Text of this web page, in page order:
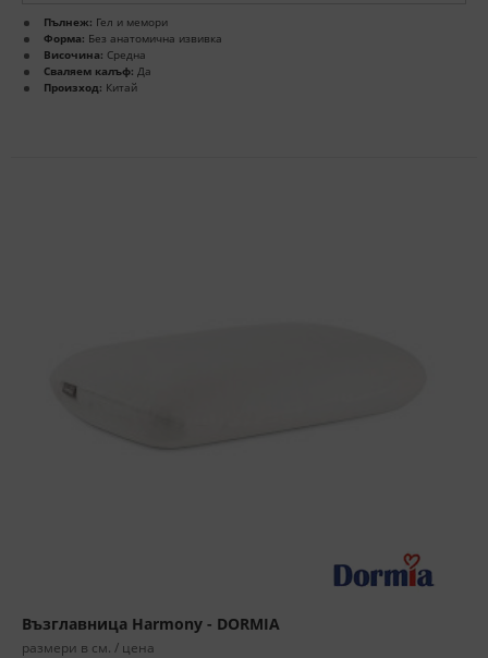
Пълнеж: Гел и мемори
Форма: Без анатомична извивка
Височина: Средна
Сваляем калъф: Да
Произход: Китай
Възглавница Harmony - DORMIA
размери в см. / цена